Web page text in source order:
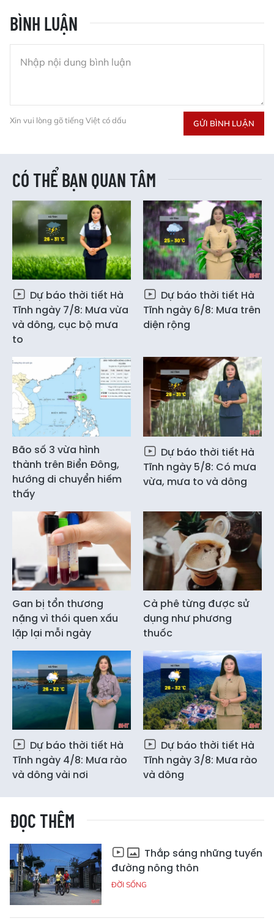
BÌNH LUẬN
Xin vui lòng gõ tiếng Việt có dấu GỬI BÌNH LUẬN
CÓ THỂ BẠN QUAN TÂM
Dự báo thời tiết Hà
Tĩnh ngày 7/8: Mưa vừa
và dông, cục bộ mưa
to
Dự báo thời tiết Hà
Tĩnh ngày 6/8: Mưa trên
diện rộng
Bão số 3 vừa hình
thành trên Biển Đông,
hướng di chuyển hiếm
thấy
Dự báo thời tiết Hà
Tĩnh ngày 5/8: Có mưa
vừa, mưa to và dông
Gan bị tổn thương
nặng vì thói quen xấu
lặp lại mỗi ngày
Cà phê từng được sử
dụng như phương
thuốc
Dự báo thời tiết Hà
Tĩnh ngày 4/8: Mưa rào
và dông vài nơi
Dự báo thời tiết Hà
Tĩnh ngày 3/8: Mưa rào
và dông
ĐỌC THÊM
Thắp sáng những tuyến
đường nông thôn
ĐỜI SỐNG